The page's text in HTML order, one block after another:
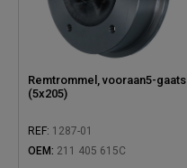
Remtrommel, vooraan5-gaats
(5x205)
REF: 1287-01
OEM: 211 405 615C